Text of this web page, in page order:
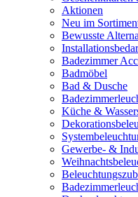
Aktionen
Neu im
Bewusste
Badezimmer
Badmöbel
Bad & Dusche
Küche &
Gewerbe- &